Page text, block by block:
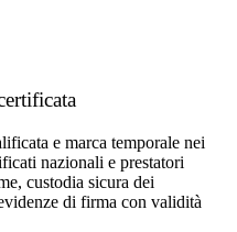
e marca temporale nei
nazionali e prestatori
custodia sicura dei
di firma con validità